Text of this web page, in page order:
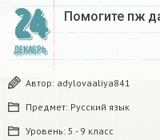
24
ДЕКАБРЬ
Помогите пж
Автор: adylovaaliya841
Предмет: Русский язык
Уровень: 5 - 9 класс